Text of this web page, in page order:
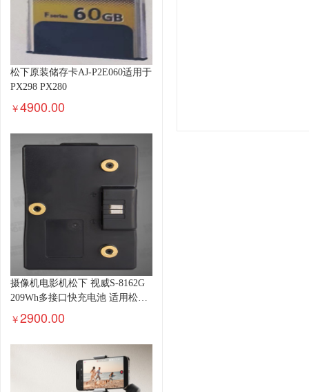
松下原装储存卡AJ-P2E060适用于
PX298 PX280
￥4900.00
摄像机电影机松下 视威S-8162G
209Wh多接口快充电池 适用松下
VARICAM 35/AU-V35C1RM-AJ-
￥2900.00